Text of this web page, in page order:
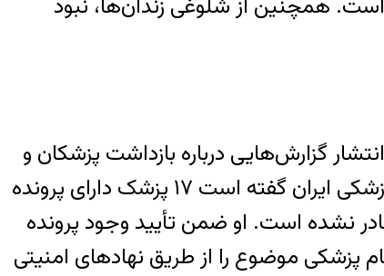
همچنین از شلوغی زندان‌ها، نبود
گزارش‌هایی درباره بازداشت پزشکان و
کادر درمان پس از رسیدگی به مجروحان اعتراضات دی‌ماه، محمد رئیس‌زاده، رئیس کل سازمان نظام پزشکی ایران گفته است ۱۷ پزشک دارای پرونده
نشده است. او ضمن تأیید وجود پرونده
پزشکی موضوع را از طریق نهادهای امنیتی